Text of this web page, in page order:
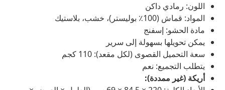
اللون: رمادي داكن
المواد: قماش (100٪ بوليستر)، خشب، بلاستيك
مادة الحشو: إسفنج
يمكن تحويلها بسهولة إلى سرير
سعة التحميل القصوى (لكل مقعد): 110 كجم
يتطلب التجميع: نعم
أريكة (غير ممددة):